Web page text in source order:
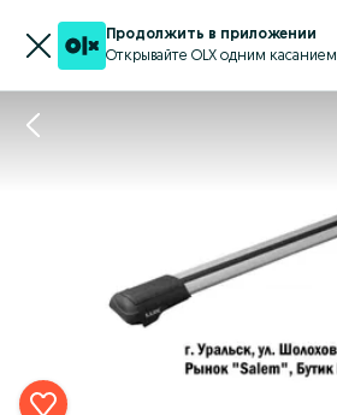
Продолжить в приложении
Открывайте OLX одним касанием